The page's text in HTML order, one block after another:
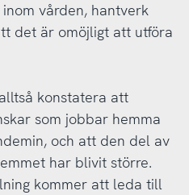
vården, hantverk
det är omöjligt att utföra
konstatera att
som jobbar hemma
och att den del av
har blivit större.
kommer att leda till